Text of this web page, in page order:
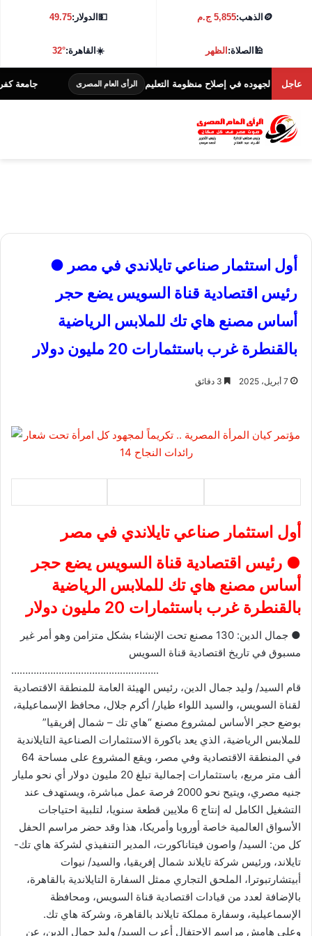
🪙 الذهب:5,855 ج.م 💵الدولار:49.75
🕌الصلاة:الظهر ☀️القاهرة:32°
عاجل
لجهوده في إصلاح منظومة التعليم الرأى العام المصرى جامعة كفر الشيخ تطلق
أول استثمار صناعي تايلاندي في مصر ●
رئيس اقتصادية قناة السويس يضع حجر
أساس مصنع هاي تك للملابس الرياضية
بالقنطرة غرب باستثمارات 20 مليون دولار
7 أبريل، 2025
أول استثمار صناعي تايلاندي في مصر
● رئيس اقتصادية قناة السويس يضع حجر
أساس مصنع هاي تك للملابس الرياضية
بالقنطرة غرب باستثمارات 20 مليون دولار
● جمال الدين: 130 مصنع تحت الإنشاء بشكل متزامن وهو أمر غير
مسبوق في تاريخ اقتصادية قناة السويس
……………………………………………..
قام السيد/ وليد جمال الدين، رئيس الهيئة العامة للمنطقة الاقتصادية
لقناة السويس، والسيد اللواء طيار/ أكرم جلال، محافظ الإسماعيلية،
بوضع حجر الأساس لمشروع مصنع “هاي تك – شمال إفريقيا”
للملابس الرياضية، الذي يعد باكورة الاستثمارات الصناعية التايلاندية
في المنطقة الاقتصادية وفي مصر، ويقع المشروع على مساحة 64
ألف متر مربع، باستثمارات إجمالية تبلغ 20 مليون دولار أي نحو مليار
جنيه مصري، ويتيح نحو 2000 فرصة عمل مباشرة، ويستهدف عند
التشغيل الكامل له إنتاج 6 ملايين قطعة سنويا، لتلبية احتياجات
الأسواق العالمية خاصة أوروبا وأمريكا، هذا وقد حضر مراسم الحفل
كل من: السيد/ واصون فيتاناكورت، المدير التنفيذي لشركة هاي تك-
تايلاند، ورئيس شركة تايلاند شمال إفريقيا، والسيد/ نيوات
أبيتشارتبوترا، الملحق التجاري ممثل السفارة التايلاندية بالقاهرة،
بالإضافة لعدد من قيادات اقتصادية قناة السويس، ومحافظة
الإسماعيلية، وسفارة مملكة تايلاند بالقاهرة، وشركة هاي تك.
وعلى هامش مراسم الاحتفال أعرب السيد/ وليد جمال الدين، عن